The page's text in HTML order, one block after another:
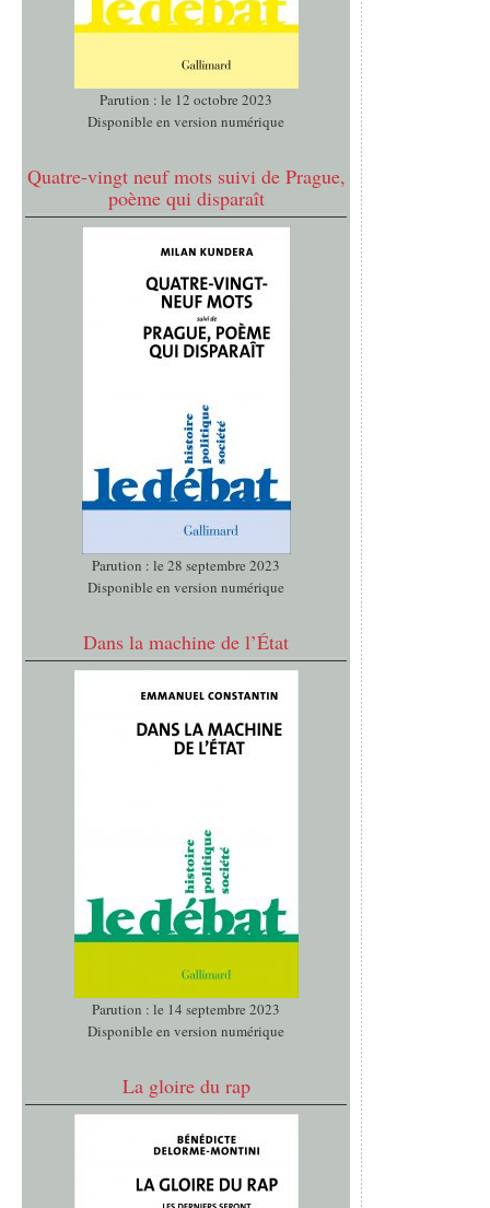
Parution : le 12 octobre 2023
Disponible en version numérique
Quatre-vingt neuf mots suivi de Prague,
poème qui disparaît
Parution : le 28 septembre 2023
Disponible en version numérique
Dans la machine de l’État
Parution : le 14 septembre 2023
Disponible en version numérique
La gloire du rap